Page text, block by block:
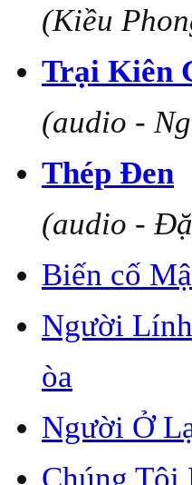
(Kiều
Trại Kiên
(audio -
Thép Đen
(audio -
Biến cố
Người
òa
Người Ở